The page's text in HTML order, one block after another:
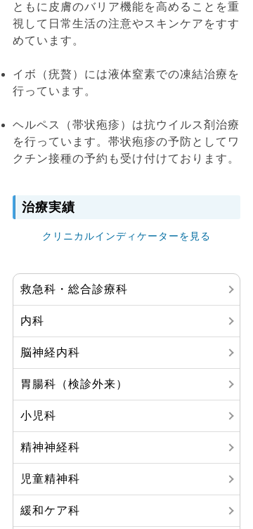
ともに皮膚のバリア機能を高めることを重
視して日常生活の注意やスキンケアをすす
めています。
イボ（疣贅）には液体窒素での凍結治療を
行っています。
ヘルペス（帯状疱疹）は抗ウイルス剤治療
を行っています。帯状疱疹の予防としてワ
クチン接種の予約も受け付けております。
治療実績
クリニカルインディケーターを見る
救急科・総合診療科
内科
脳神経内科
胃腸科（検診外来）
小児科
精神神経科
児童精神科
緩和ケア科